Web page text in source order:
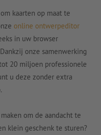
kaarten op maat te
online ontwerpeditor
in uw browser
onze samenwerking
20 miljoen professionele
u deze zonder extra
om de aandacht te
klein geschenk te sturen?